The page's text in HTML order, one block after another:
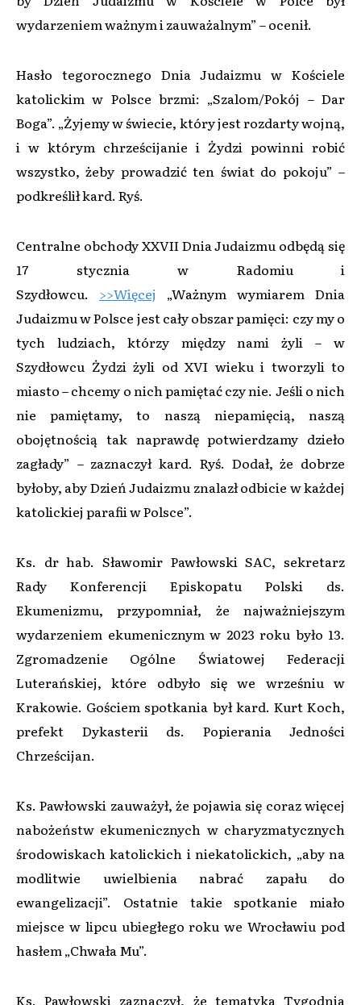
wydarzeniem ważnym i zauważalnym” – ocenił.
Hasło tegorocznego Dnia Judaizmu w Kościele
katolickim w Polsce brzmi: „Szalom/Pokój – Dar
Boga”. „Żyjemy w świecie, który jest rozdarty wojną,
i w którym chrześcijanie i Żydzi powinni robić
wszystko, żeby prowadzić ten świat do pokoju” –
podkreślił kard. Ryś.
Centralne obchody XXVII Dnia Judaizmu odbędą się
17 stycznia w Radomiu i
Szydłowcu. >>Więcej „Ważnym wymiarem Dnia
Judaizmu w Polsce jest cały obszar pamięci: czy my o
tych ludziach, którzy między nami żyli – w
Szydłowcu Żydzi żyli od XVI wieku i tworzyli to
miasto – chcemy o nich pamiętać czy nie. Jeśli o nich
nie pamiętamy, to naszą niepamięcią, naszą
obojętnością tak naprawdę potwierdzamy dzieło
zagłady” – zaznaczył kard. Ryś. Dodał, że dobrze
byłoby, aby Dzień Judaizmu znalazł odbicie w każdej
katolickiej parafii w Polsce”.
Ks. dr hab. Sławomir Pawłowski SAC, sekretarz
Rady Konferencji Episkopatu Polski ds.
Ekumenizmu, przypomniał, że najważniejszym
wydarzeniem ekumenicznym w 2023 roku było 13.
Zgromadzenie Ogólne Światowej Federacji
Luterańskiej, które odbyło się we wrześniu w
Krakowie. Gościem spotkania był kard. Kurt Koch,
prefekt Dykasterii ds. Popierania Jedności
Chrześcijan.
Ks. Pawłowski zauważył, że pojawia się coraz więcej
nabożeństw ekumenicznych w charyzmatycznych
środowiskach katolickich i niekatolickich, „aby na
modlitwie uwielbienia nabrać zapału do
ewangelizacji”. Ostatnie takie spotkanie miało
miejsce w lipcu ubiegłego roku we Wrocławiu pod
hasłem „Chwała Mu”.
Ks. Pawłowski zaznaczył, że tematyka Tygodnia